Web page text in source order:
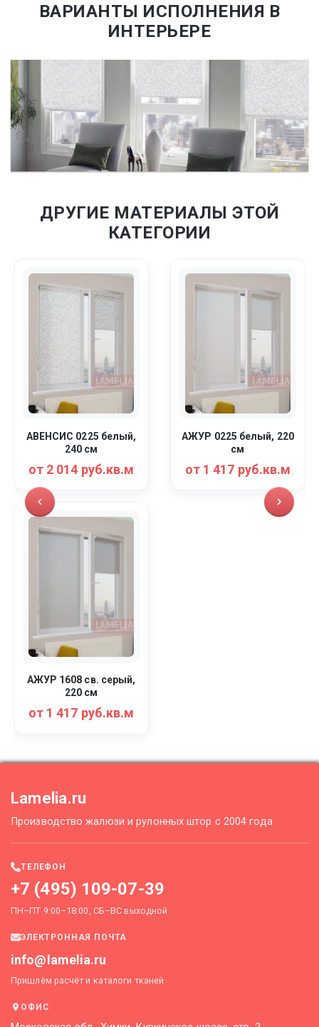
ВАРИАНТЫ ИСПОЛНЕНИЯ В
ИНТЕРЬЕРЕ
ДРУГИЕ МАТЕРИАЛЫ ЭТОЙ
КАТЕГОРИИ
АВЕНСИС 0225 белый,
240 см
от 2 014 руб.кв.м
АЖУР 0225 белый, 220
см
от 1 417 руб.кв.м
АЖУР 1608 св. серый,
220 см
от 1 417 руб.кв.м
Lamelia.ru
Производство жалюзи и рулонных штор с 2004 года
ТЕЛЕФОН
+7 (495) 109-07-39
ПН–ПТ 9:00–18:00, СБ–ВС выходной
ЭЛЕКТРОННАЯ ПОЧТА
info@lamelia.ru
Пришлём расчёт и каталоги тканей
ОФИС